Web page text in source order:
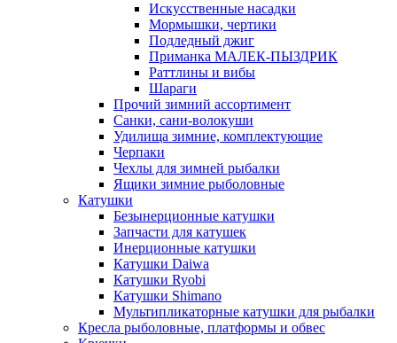
Искусственные насадки
Мормышки, чертики
Подледный джиг
Приманка МАЛЕК-ПЫЗДРИК
Раттлины и вибы
Шараги
Прочий зимний ассортимент
Санки, сани-волокуши
Удилища зимние, комплектующие
Черпаки
Чехлы для зимней рыбалки
Ящики зимние рыболовные
Катушки
Безынерционные катушки
Запчасти для катушек
Инерционные катушки
Катушки Daiwa
Катушки Ryobi
Катушки Shimano
Мультипликаторные катушки для рыбалки
Кресла рыболовные, платформы и обвес